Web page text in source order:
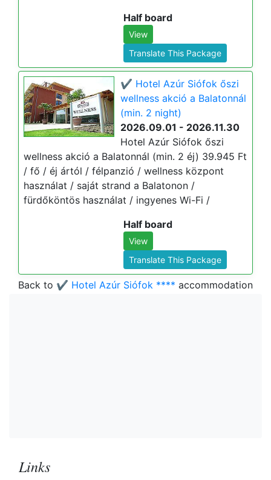
Half board
View
Translate This Package
✔️ Hotel Azúr Siófok őszi
wellness akció a Balatonnál
(min. 2 night)
2026.09.01 - 2026.11.30
Hotel Azúr Siófok őszi
wellness akció a Balatonnál (min. 2 éj) 39.945 Ft
/ fő / éj ártól / félpanzió / wellness központ
használat / saját strand a Balatonon /
fürdőköntös használat / ingyenes Wi-Fi /
Half board
View
Translate This Package
Back to ✔️ Hotel Azúr Siófok **** accommodation
Links